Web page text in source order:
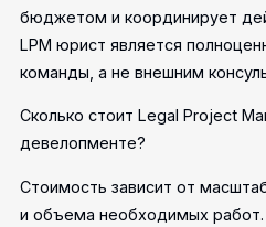
бюджетом и координирует
LPM юрист является
команды, а не внешним
Сколько стоит Legal Project
девелопменте?
Стоимость зависит от
и объема необходимых работ.